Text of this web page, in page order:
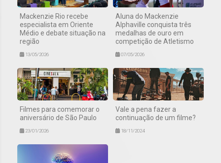
Mackenzie Rio recebe
especialista em Oriente
Médio e debate situação na
região
13/05/2026
Aluna do Mackenzie
Alphaville conquista três
medalhas de ouro em
competição de Atletismo
07/05/2026
Filmes para comemorar o
aniversário de São Paulo
23/01/2026
Vale a pena fazer a
continuação de um filme?
18/11/2024